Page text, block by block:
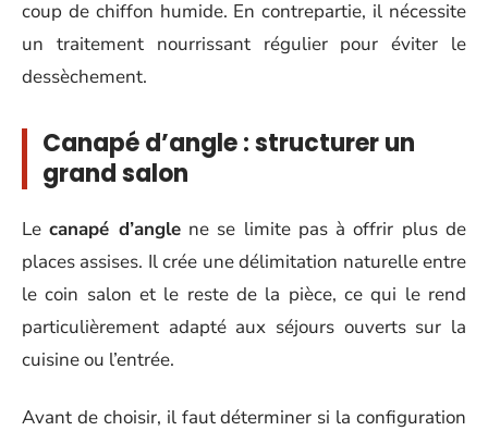
coup de chiffon humide. En contrepartie, il nécessite
un traitement nourrissant régulier pour éviter le
dessèchement.
Canapé d’angle : structurer un
grand salon
Lecanapé d’anglene se limite pas à offrir plus de
places assises. Il crée une délimitation naturelle entre
le coin salon et le reste de la pièce, ce qui le rend
particulièrement adapté aux séjours ouverts sur la
cuisine ou l’entrée.
Avant de choisir, il faut déterminer si la configuration